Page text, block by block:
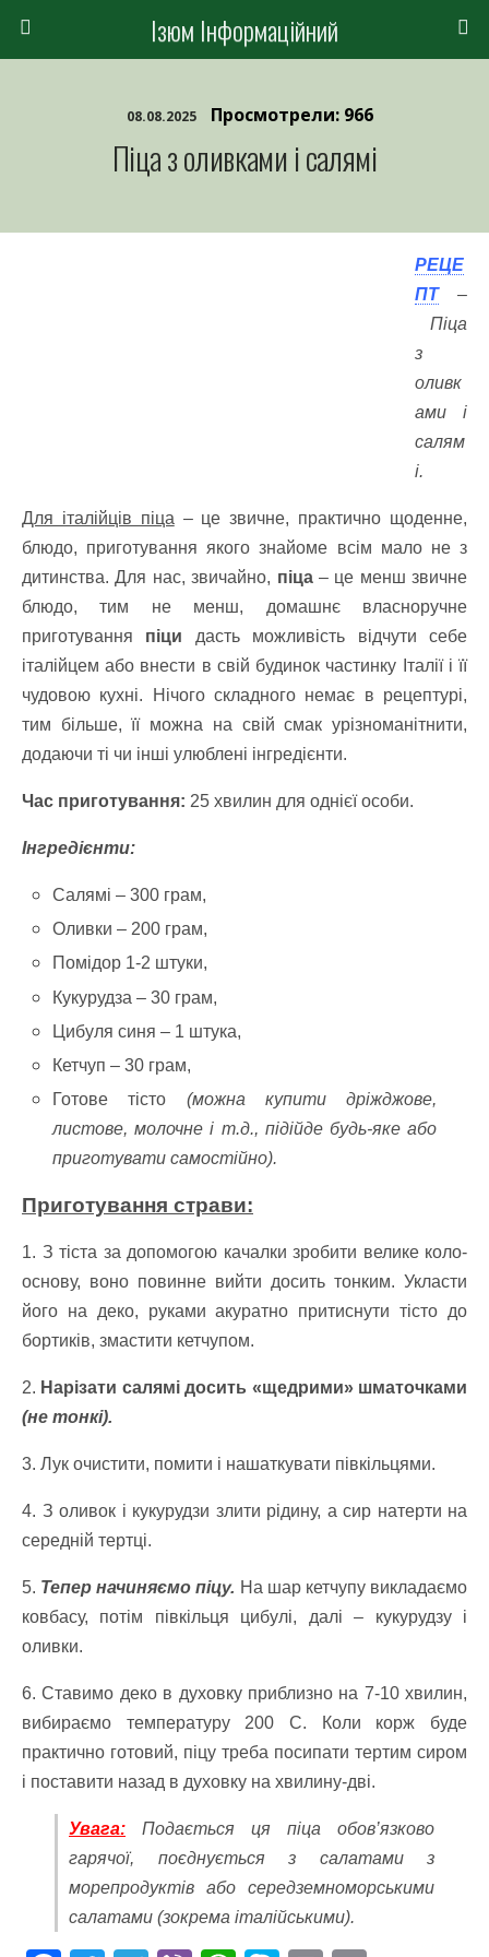
Ізюм Інформаційний
08.08.2025 Просмотрели: 966
Піца з оливками і салямі
РЕЦЕ
ПТ–
Піца
з
оливк
ами і
салям
і.
Для італійців піца – це звичне, практично щоденне,
блюдо, приготування якого знайоме всім мало не з
дитинства. Для нас, звичайно, піца– це менш звичне
блюдо, тим не менш, домашнє власноручне
приготування піци дасть можливість відчути себе
італійцем або внести в свій будинок частинку Італії і її
чудовою кухні. Нічого складного немає в рецептурі,
тим більше, її можна на свій смак урізноманітнити,
додаючи ті чи інші улюблені інгредієнти.
Час приготування: 25 хвилин для однієї особи.
Інгредієнти:
Салямі – 300 грам,
Оливки – 200 грам,
Помідор 1-2 штуки,
Кукурудза – 30 грам,
Цибуля синя – 1 штука,
Кетчуп – 30 грам,
Готове тісто (можна купити дріжджове,
листове, молочне і т.д., підійде будь-яке або
приготувати самостійно).
Приготування страви:
1. З тіста за допомогою качалки зробити велике коло-
основу, воно повинне вийти досить тонким. Укласти
його на деко, руками акуратно притиснути тісто до
бортиків, змастити кетчупом.
2. Нарізати салямі досить «щедрими» шматочками
(не тонкі).
3. Лук очистити, помити і нашаткувати півкільцями.
4. З оливок і кукурудзи злити рідину, а сир натерти на
середній тертці.
5. Тепер начиняємо піцу. На шар кетчупу викладаємо
ковбасу, потім півкільця цибулі, далі – кукурудзу і
оливки.
6. Ставимо деко в духовку приблизно на 7-10 хвилин,
вибираємо температуру 200 С. Коли корж буде
практично готовий, піцу треба посипати тертим сиром
і поставити назад в духовку на хвилину-дві.
Увага: Подається ця піца обов’язково
гарячої, поєднується з салатами з
морепродуктів або середземноморськими
салатами (зокрема італійськими).